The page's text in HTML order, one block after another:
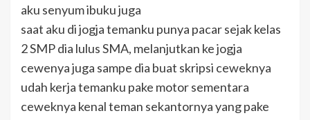
aku senyum ibuku juga
saat aku di jogja temanku punya pacar sejak kelas
2 SMP dia lulus SMA, melanjutkan ke jogja
cewenya juga sampe dia buat skripsi ceweknya
udah kerja temanku pake motor sementara
ceweknya kenal teman sekantornya yang pake